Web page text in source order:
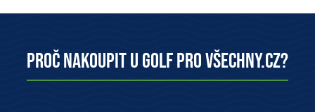
Proč nakoupit u Golf pro všechny.cz?